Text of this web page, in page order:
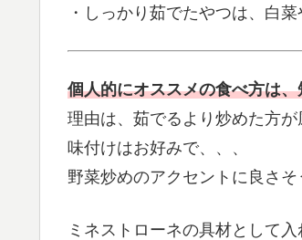
・しっかり茹でたやつは、白
個人的にオススメの食べ方は
理由は、茹でるより炒めた方
味付けはお好みで、、、
野菜炒めのアクセントに良さそ
ミネストローネの具材として